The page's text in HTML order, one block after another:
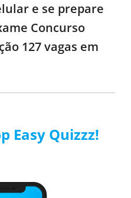
e se prepare
Concurso
127 vagas em
Easy Quizzz!